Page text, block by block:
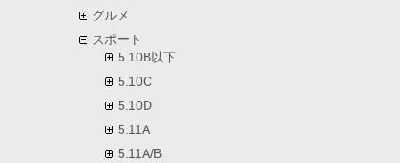
グルメ
スポート
5.10B以下
5.10C
5.10D
5.11A
5.11A/B